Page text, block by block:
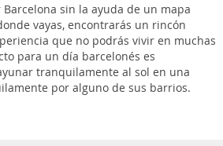
sin la ayuda de un mapa
vayas, encontrarás un rincón
que no podrás vivir en muchas
para un día barcelonés es
tranquilamente al sol en una
por alguno de sus barrios.